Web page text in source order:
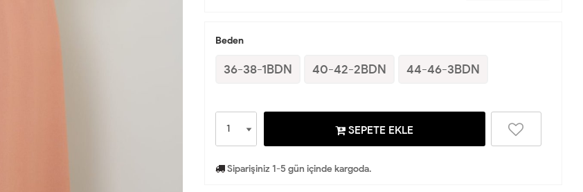
Beden
36-38-1BDN 40-42-2BDN 44-46-3BDN
SEPETE EKLE
Siparişiniz 1-5 gün içinde kargoda.